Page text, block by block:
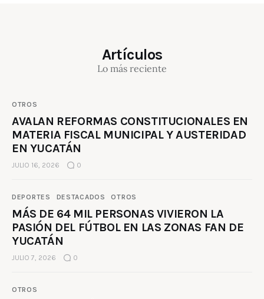
Artículos
Lo más reciente
OTROS
AVALAN REFORMAS CONSTITUCIONALES EN
MATERIA FISCAL MUNICIPAL Y AUSTERIDAD
EN YUCATÁN
JULIO 16, 2026 0
DEPORTES DESTACADOS OTROS
MÁS DE 64 MIL PERSONAS VIVIERON LA
PASIÓN DEL FÚTBOL EN LAS ZONAS FAN DE
YUCATÁN
JULIO 7, 2026 0
OTROS